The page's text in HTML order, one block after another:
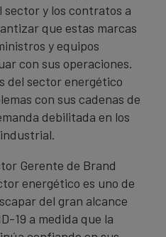
y los contratos a
que estas marcas
y equipos
con sus operaciones.
del sector energético
con sus cadenas de
debilitada en los
Gerente de Brand
energético es uno de
del gran alcance
19 a medida que la